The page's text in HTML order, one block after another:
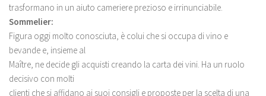
trasformano in un aiuto cameriere prezioso e irrinunciabile.
Sommelier:
Figura oggi molto conosciuta, è colui che si occupa di vino e
bevande e, insieme al
Maître, ne decide gli acquisti creando la carta dei vini. Ha un ruolo
decisivo con molti
clienti che si affidano ai suoi consigli e proposte per la scelta di una